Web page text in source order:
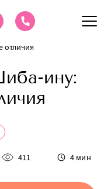
отличия
ину:
411 4 мин